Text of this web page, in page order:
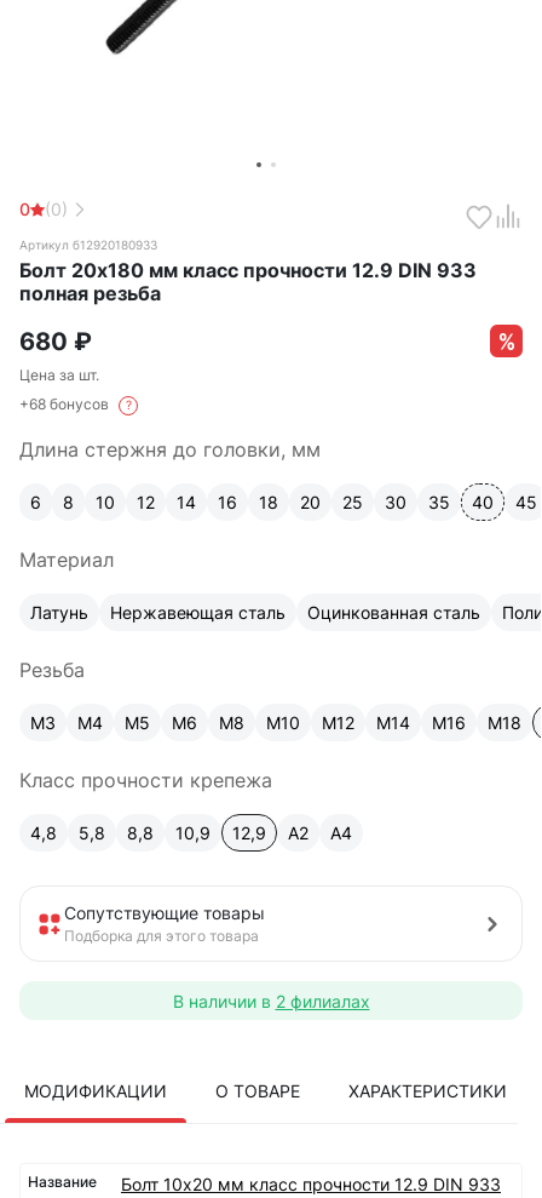
0 (0)
Артикул б12920180933
Болт 20х180 мм класс прочности 12.9 DIN 933
полная резьба
680 ₽
Цена за шт.
+68 бонусов
?
Длина стержня до головки, мм
6 8 10 12 14 16 18 20 25 30 35 40 45
Материал
Латунь Нержавеющая сталь Оцинкованная сталь
Резьба
М3 М4 М5 М6 М8 М10 М12 М14 М16 М18
Класс прочности крепежа
4,8 5,8 8,8 10,9 12,9 A2 А4
Сопутствующие товары
Подборка для этого товара
В наличии в 2 филиалах
МОДИФИКАЦИИ О ТОВАРЕ ХАРАКТЕРИСТИКИ
Болт 10х20 мм класс прочности 12.9 DIN 933